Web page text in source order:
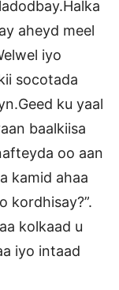
aheyd meel
iyo
socotada
ku yaal
baalkiisa
oo aan
kamid ahaa
kordhisay?”.
kolkaad u
iyo intaad